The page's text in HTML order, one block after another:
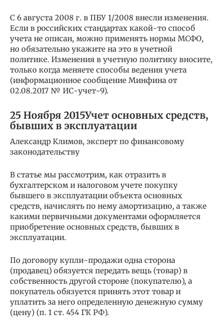
С 6 августа 2008 г. в ПБУ 1/2008 внесли изменения.
Если в российских стандартах какой-то способ
учета не описан, можно применять нормы МСФО,
но обязательно укажите на это в учетной
политике. Изменения в учетную политику вносите,
только когда меняете способы ведения учета
(информационное сообщение Минфина от
02.08.2017 № ИС-учет-9).
25 Ноября 2015Учет основных средств,
бывших в эксплуатации
Александр Климов, эксперт по финансовому
законодательству
В статье мы рассмотрим, как отразить в
бухгалтерском и налоговом учете покупку
бывшего в эксплуатации объекта основных
средств, начислять по нему амортизацию, а также
какими первичными документами оформляется
приобретение основных средств, бывших в
эксплуатации.
По договору купли-продажи одна сторона
(продавец) обязуется передать вещь (товар) в
собственность другой стороне (покупателю), а
покупатель обязуется принять этот товар и
уплатить за него определенную денежную сумму
(цену) (п. 1 ст. 454 ГК РФ).